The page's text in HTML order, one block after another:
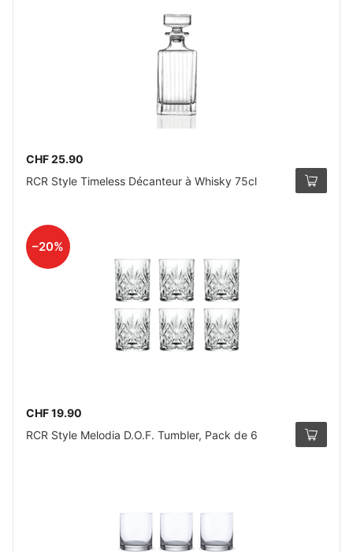
CHF 25.90
RCR Style Timeless Décanteur à Whisky 75cl
–20%
CHF 19.90
RCR Style Melodia D.O.F. Tumbler, Pack de 6